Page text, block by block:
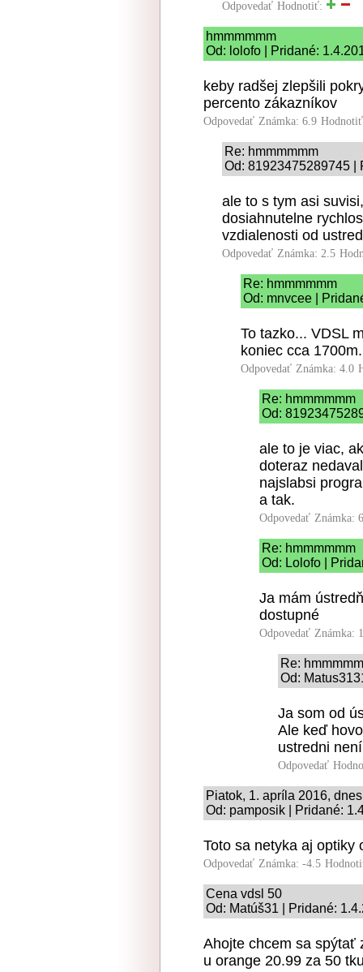
Odpovedať Hodnotiť:
hmmmmmm
Od: lolofo | Pridané:
keby radšej zlepšili
percento zákazníkov
Odpovedať Známka: 6.9
Re: hmmmmmm
Od: 81923475289745 |
ale to s tym asi
dosiahnutelne
vzdialenosti od
Odpovedať Známka: 2.5
Re: hmmmmmm
Od: mnvcee |
To tazko... VDSL
koniec cca
Odpovedať Známka: 4.0
Re: hmmmmmm
Od:
ale to je viac,
doteraz
najslabsi
a tak.
Odpovedať Známka:
Re: hmmmmmm
Od: Lolofo |
Ja mám
dostupné
Odpovedať Známka:
Re:
Od:
Ja som od
Ale keď
ustredni
Odpovedať
Piatok, 1. apríla 2016,
Od: pamposik | Pridané:
Toto sa netyka aj optiky
Odpovedať Známka: -4.5
Cena vdsl 50
Od: Matúš31 | Pridané:
Ahojte chcem sa spýtať
u orange 20.99 za 50